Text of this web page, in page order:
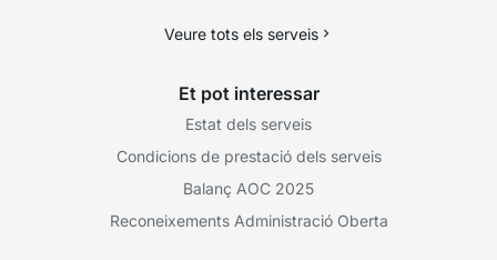
Veure tots els serveis
Et pot interessar
Estat dels serveis
Condicions de prestació dels serveis
Balanç AOC 2025
Reconeixements Administració Oberta